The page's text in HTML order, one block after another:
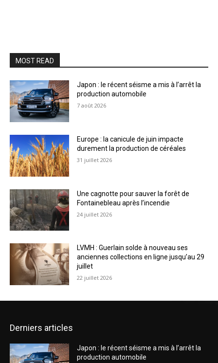
MOST READ
Japon : le récent séisme a mis à l’arrêt la
production automobile
7 août 2026
Europe : la canicule de juin impacte
durement la production de céréales
31 juillet 2026
Une cagnotte pour sauver la forêt de
Fontainebleau après l’incendie
24 juillet 2026
LVMH : Guerlain solde à nouveau ses
anciennes collections en ligne jusqu’au 29
juillet
22 juillet 2026
Derniers articles
Japon : le récent séisme a mis à l’arrêt la
production automobile